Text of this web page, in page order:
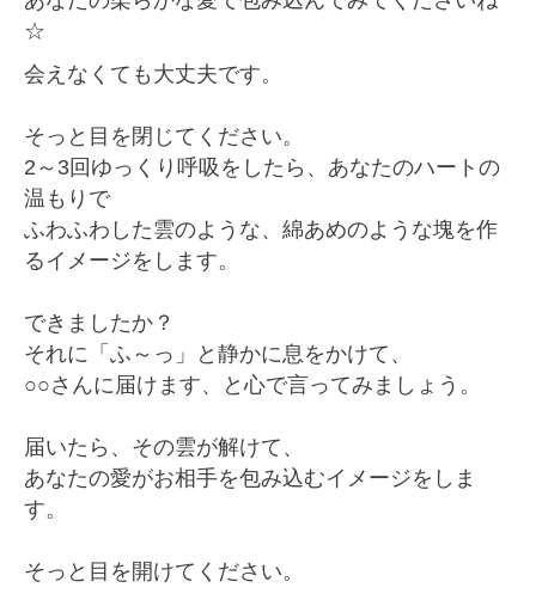
☆
会えなくても大丈夫です。
そっと目を閉じてください。
2～3回ゆっくり呼吸をしたら、あなたのハートの
温もりで
ふわふわした雲のような、綿あめのような塊を作
るイメージをします。
できましたか？
それに「ふ～っ」と静かに息をかけて、
○○さんに届けます、と心で言ってみましょう。
届いたら、その雲が解けて、
あなたの愛がお相手を包み込むイメージをしま
す。
そっと目を開けてください。